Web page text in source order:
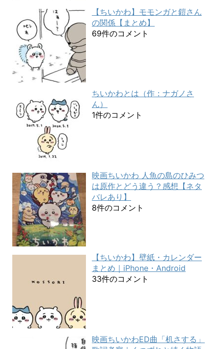
【ちいかわ】モモンガと鎧さん
の関係【まとめ】
69件のコメント
ちいかわとは（作：ナガノさ
ん）
1件のコメント
映画ちいかわ 人魚の島のひみつ
は原作とどう違う？感想【ネタ
バレあり】
8件のコメント
【ちいかわ】壁紙・カレンダー
まとめ｜iPhone・Android
33件のコメント
映画ちいかわED曲「机さする」